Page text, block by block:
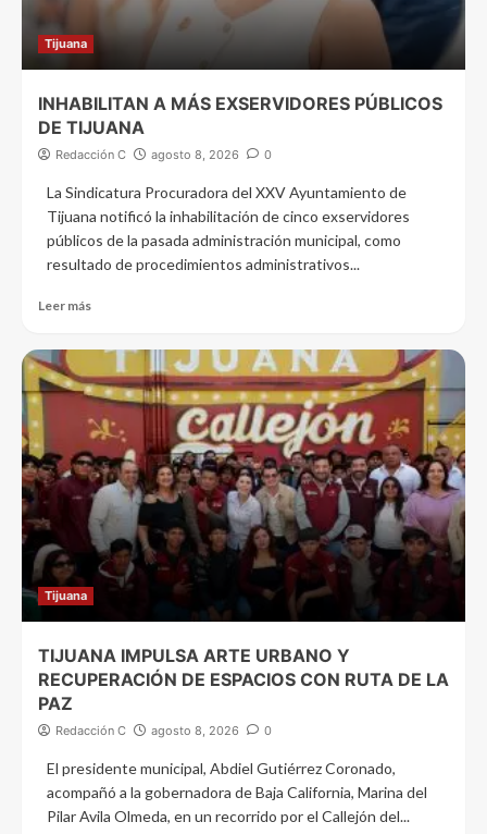
Tijuana
INHABILITAN A MÁS EXSERVIDORES PÚBLICOS
DE TIJUANA
Redacción C agosto 8, 2026 0
La Sindicatura Procuradora del XXV Ayuntamiento de
Tijuana notificó la inhabilitación de cinco exservidores
públicos de la pasada administración municipal, como
resultado de procedimientos administrativos...
Leer más
Tijuana
TIJUANA IMPULSA ARTE URBANO Y
RECUPERACIÓN DE ESPACIOS CON RUTA DE LA
PAZ
Redacción C agosto 8, 2026 0
El presidente municipal, Abdiel Gutiérrez Coronado,
acompañó a la gobernadora de Baja California, Marina del
Pilar Avila Olmeda, en un recorrido por el Callejón del...